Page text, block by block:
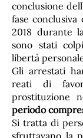
conclusione
fase conclusiva
2018 durante
sono stati
libertà
Gli arrestati
reati di
prostituzione
periodo
Si tratta di
sfruttavano la